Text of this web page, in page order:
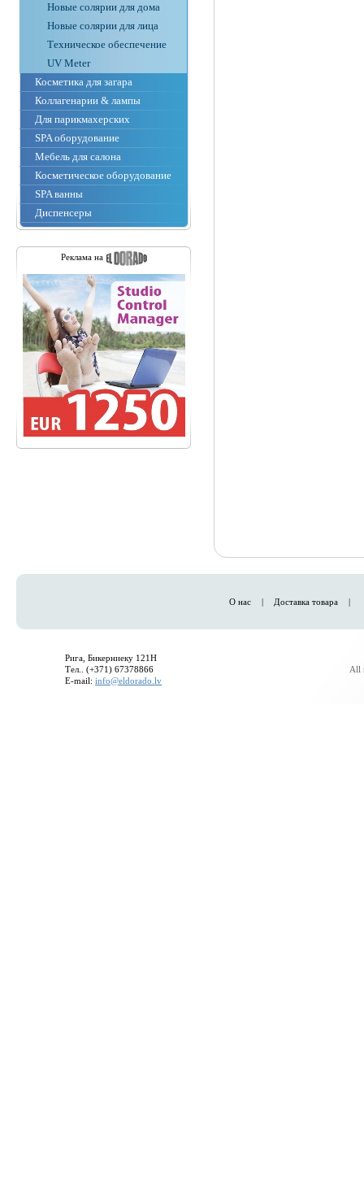
Новые солярии для дома
Новые солярии для лица
Техническое обеспечение
UV Meter
Косметика для загара
Коллагенарии & лампы
Для парикмахерских
SPA оборудование
Мебель для салона
Косметическое оборудование
SPA ванны
Диспенсеры
Реклама на
О нас | Доставка товара |
Рига, Бикерниеку 121H
Тел.. (+371) 67378866
E-mail: info@eldorado.lv
All